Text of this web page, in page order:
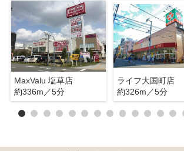
MaxValu 塩草店
約336m／5分
ライフ大国町店
約326m／5分